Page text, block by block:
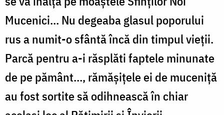
Mucenici… Nu degeaba glasul poporului
rus a numit-o sfântă încă din timpul vieții.
Parcă pentru a-i răsplăti faptele minunate
de pe pământ…, rămășițele ei de muceniță
au fost sortite să odihnească în chiar